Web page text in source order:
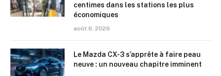
centimes dans les stations les plus
économiques
août 6, 2026
Le Mazda CX-3 s’apprête à faire peau
neuve : un nouveau chapitre imminent